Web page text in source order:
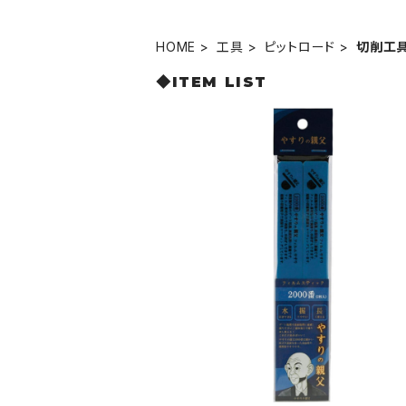
HOME 工具 ピットロード 切削工
◆ITEM LIST